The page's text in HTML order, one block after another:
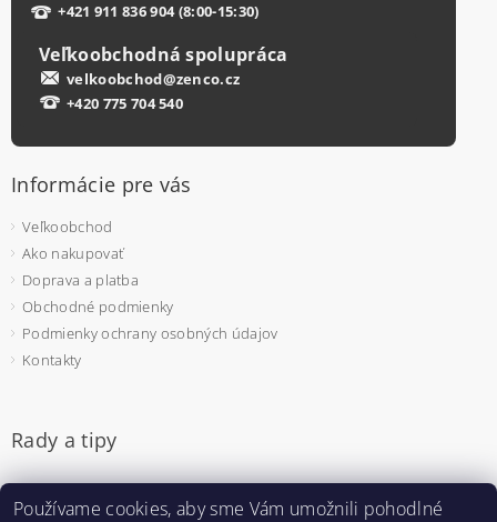
+421 911 836 904 (8:00-15:30)
Veľkoobchodná spolupráca
velkoobchod@zenco.cz
+420 775 704 540
Informácie pre vás
Veľkoobchod
Ako nakupovať
Doprava a platba
Obchodné podmienky
Podmienky ochrany osobných údajov
Kontakty
Rady a tipy
Používame cookies, aby sme Vám umožnili pohodlné